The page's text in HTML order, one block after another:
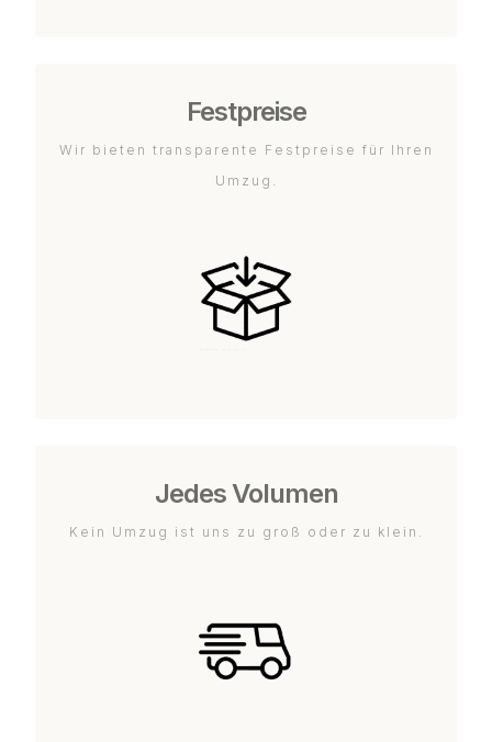
Festpreise
Wir bieten transparente Festpreise für Ihren
Umzug.
Jedes Volumen
Kein Umzug ist uns zu groß oder zu klein.